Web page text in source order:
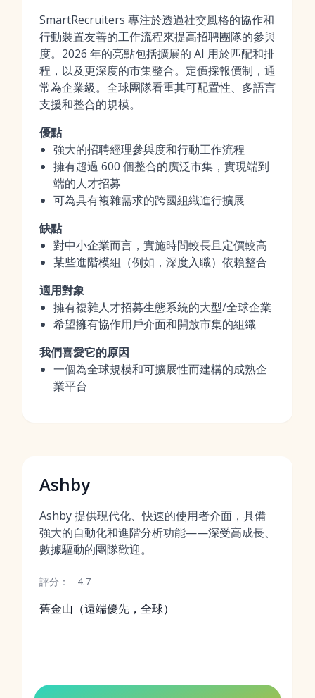
SmartRecruiters 專注於透過社交風格的協作和
行動裝置友善的工作流程來提高招聘團隊的參與
度。2026 年的亮點包括擴展的 AI 用於匹配和排
程，以及更深度的市集整合。定價採報價制，通
常為企業級。全球團隊看重其可配置性、多語言
支援和整合的規模。
優點
強大的招聘經理參與度和行動工作流程
擁有超過 600 個整合的廣泛市集，實現端到
端的人才招募
可為具有複雜需求的跨國組織進行擴展
缺點
對中小企業而言，實施時間較長且定價較高
某些進階模組（例如，深度入職）依賴整合
適用對象
擁有複雜人才招募生態系統的大型/全球企業
希望擁有協作用戶介面和開放市集的組織
我們喜愛它的原因
一個為全球規模和可擴展性而建構的成熟企
業平台
Ashby
Ashby 提供現代化、快速的使用者介面，具備
強大的自動化和進階分析功能——深受高成長、
數據驅動的團隊歡迎。
評分： 4.7
舊金山（遠端優先，全球）